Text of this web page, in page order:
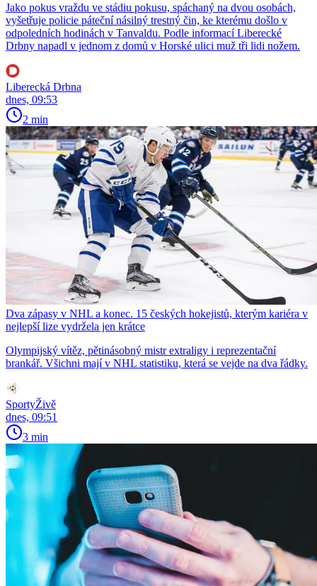
Jako pokus vraždu ve stádiu pokusu, spáchaný na dvou osobách,
vyšetřuje policie páteční násilný trestný čin, ke kterému došlo v
odpoledních hodinách v Tanvaldu. Podle informací Liberecké
Drbny napadl v jednom z domů v Horské ulici muž tři lidi nožem.
Liberecká Drbna
dnes, 09:53
2 min
Dva zápasy v NHL a konec. 15 českých hokejistů, kterým kariéra v
nejlepší lize vydržela jen krátce
Olympijský vítěz, pětinásobný mistr extraligy i reprezentační
brankář. Všichni mají v NHL statistiku, která se vejde na dva řádky.
SportyŽivě
dnes, 09:51
3 min